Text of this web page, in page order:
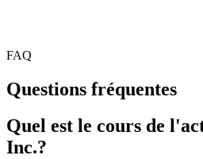
FAQ
Questions fréquentes
Quel est le cours de
Inc.?